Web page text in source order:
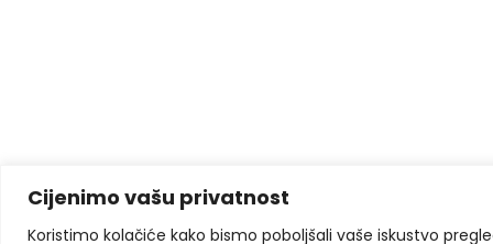
Cijenimo vašu privatnost
Koristimo kolačiće kako bismo poboljšali vaše iskustvo